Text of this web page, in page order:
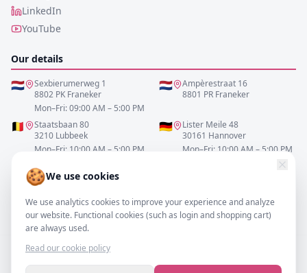
🍪We use cookies
We use analytics cookies to improve your experience and analyze
our website. Functional cookies (such as login and shopping cart)
are always used.
Read our cookie policy
LinkedIn
YouTube
Our details
🇳🇱
Sexbierumerweg 1
8802 PK Franeker
Mon–Fri: 09:00 AM – 5:00 PM
🇳🇱
Ampèrestraat 16
8801 PR Franeker
🇧🇪
Staatsbaan 80
3210 Lubbeek
Mon–Fri: 10:00 AM – 5:00 PM
🇩🇪
Lister Meile 48
30161 Hannover
Mon–Fri: 10:00 AM – 5:00 PM
0517-700521
info@resofa.nl